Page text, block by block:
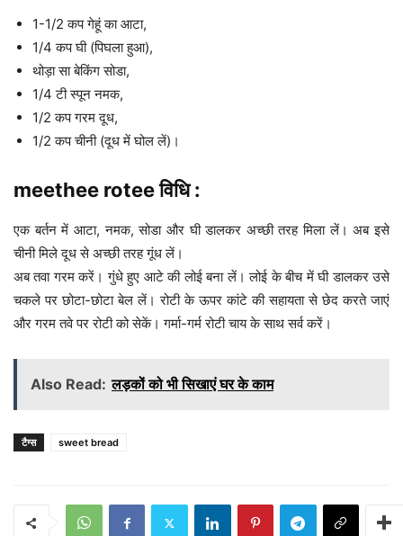
1-1/2 कप गेहूं का आटा,
1/4 कप घी (पिघला हुआ),
थोड़ा सा बेकिंग सोडा,
1/4 टी स्पून नमक,
1/2 कप गरम दूध,
1/2 कप चीनी (दूध में घोल लें)।
meethee rotee विधि :
एक बर्तन में आटा, नमक, सोडा और घी डालकर अच्छी तरह मिला लें। अब इसे
चीनी मिले दूध से अच्छी तरह गूंध लें।
अब तवा गरम करें। गुंधे हुए आटे की लोई बना लें। लोई के बीच में घी डालकर उसे
चकले पर छोटा-छोटा बेल लें। रोटी के ऊपर कांटे की सहायता से छेद करते जाएं
और गरम तवे पर रोटी को सेकें। गर्मा-गर्म रोटी चाय के साथ सर्व करें।
Also Read: लड़कों को भी सिखाएं घर के काम
टैग्स sweet bread